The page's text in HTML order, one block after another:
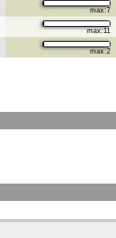
max:7
max:11
max:2